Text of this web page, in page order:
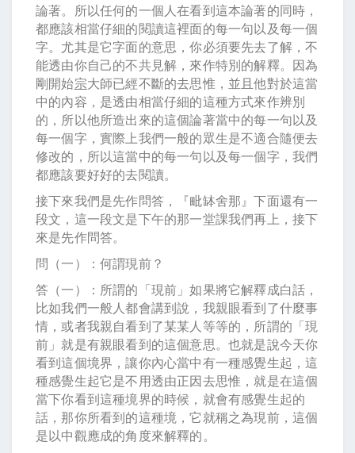
論著。所以任何的一個人在看到這本論著的同時，
都應該相當仔細的閱讀這裡面的每一句以及每一個
字。尤其是它字面的意思，你必須要先去了解，不
能透由你自己的不共見解，來作特別的解釋。因為
剛開始宗大師已經不斷的去思惟，並且他對於這當
中的內容，是透由相當仔細的這種方式來作辨別
的，所以他所造出來的這個論著當中的每一句以及
每一個字，實際上我們一般的眾生是不適合隨便去
修改的，所以這當中的每一句以及每一個字，我們
都應該要好好的去閱讀。
接下來我們是先作問答，『毗缽舍那』下面還有一
段文，這一段文是下午的那一堂課我們再上，接下
來是先作問答。
問（一）：何謂現前？
答（一）：所謂的「現前」如果將它解釋成白話，
比如我們一般人都會講到說，我親眼看到了什麼事
情，或者我親自看到了某某人等等的，所謂的「現
前」就是有親眼看到的這個意思。也就是說今天你
看到這個境界，讓你內心當中有一種感覺生起，這
種感覺生起它是不用透由正因去思惟，就是在這個
當下你看到這種境界的時候，就會有感覺生起的
話，那你所看到的這種境，它就稱之為現前，這個
是以中觀應成的角度來解釋的。